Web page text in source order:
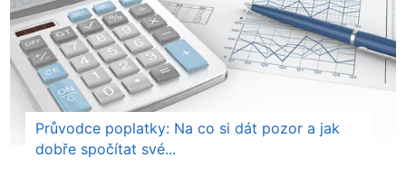
Průvodce poplatky: Na co si dát pozor a jak
dobře spočítat své...